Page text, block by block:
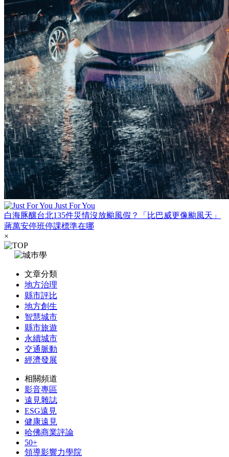
Just For You
白海豚釀台北135件災情沒放颱風假？「比巴威更像颱風天」
蔣萬安停班停課標準在哪
×
文章分類
地方治理
縣市評比
地方創生
智慧城市
縣市旅遊
永續城市
交通脈動
經濟發展
相關頻道
影音專區
遠見雜誌
ESG遠見
健康遠見
哈佛商業評論
50+
領導影響力學院